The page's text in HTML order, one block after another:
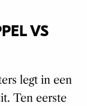
VS
legt in een
Ten eerste